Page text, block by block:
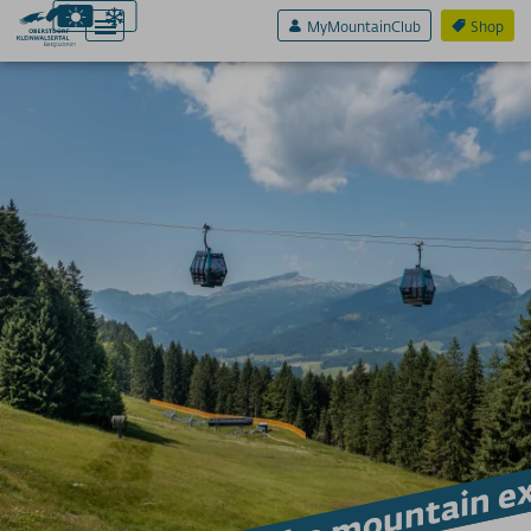
Shop
MyMountainClub
Genuss & Sinne
Preise
Bergbahnen
Weitere Infos
SERVICE A-Z
Anreise
App